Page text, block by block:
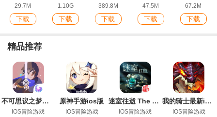
29.7M
下载
1.10G
下载
389.8M
下载
47.5M
下载
67.2M
下载
精品推荐
不可思议之梦蝶苹果账号版
IOS冒险游戏
原神手游ios版
IOS冒险游戏
迷室往逝 The Room Old Sins官方中文版IOS版手游
IOS冒险游戏
我的骑士最新ios版
IOS冒险游戏